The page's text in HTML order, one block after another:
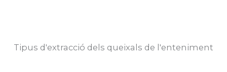
Tipus d'extracció dels queixals de l'enteniment